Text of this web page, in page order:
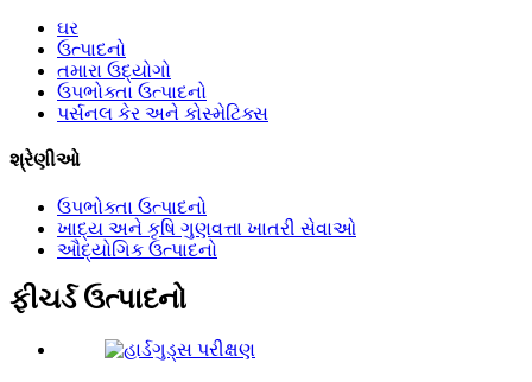
ઘર
ઉત્પાદનો
તમારા ઉદ્યોગો
ઉપભોક્તા ઉત્પાદનો
પર્સનલ કેર અને કોસ્મેટિક્સ
શ્રેણીઓ
ઉપભોક્તા ઉત્પાદનો
ખાદ્ય અને કૃષિ ગુણવત્તા ખાતરી સેવાઓ
ઔદ્યોગિક ઉત્પાદનો
ફીચર્ડ ઉત્પાદનો